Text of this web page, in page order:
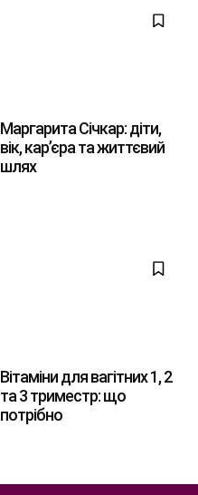
Маргарита Січкар: діти,
вік, кар’єра та життєвий
шлях
Вітаміни для вагітних 1, 2
та 3 триместр: що
потрібно